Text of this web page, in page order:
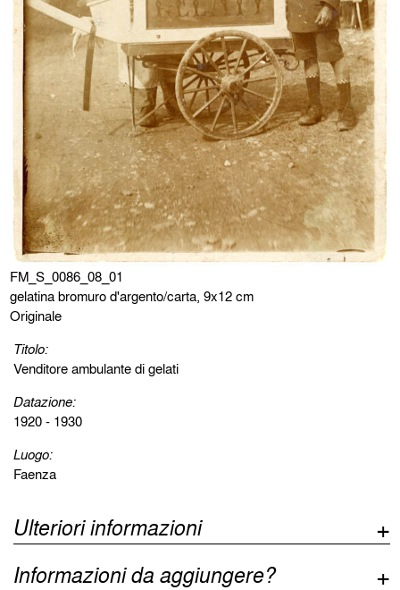
FM_S_0086_08_01
gelatina bromuro d'argento/carta, 9x12 cm
Originale
Titolo:
Venditore ambulante di gelati
Datazione:
1920 - 1930
Luogo:
Faenza
Ulteriori informazioni
Informazioni da aggiungere?